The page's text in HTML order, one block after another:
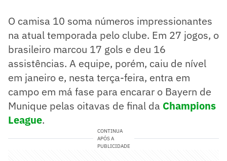
O camisa 10 soma números impressionantes
na atual temporada pelo clube. Em 27 jogos, o
brasileiro marcou 17 gols e deu 16
assistências. A equipe, porém, caiu de nível
em janeiro e, nesta terça-feira, entra em
campo em má fase para encarar o Bayern de
Munique pelas oitavas de final da Champions
League.
CONTINUA
APÓS A
PUBLICIDADE